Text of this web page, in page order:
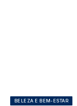
BELEZA E BEM-ESTAR